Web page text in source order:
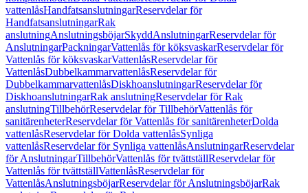
vattenlåsHandfatsanslutningarReservdelar för
HandfatsanslutningarRak
anslutningAnslutningsböjarSkyddAnslutningarReservdelar för
AnslutningarPackningarVattenlås för köksvaskarReservdelar för
Vattenlås för köksvaskarVattenlåsReservdelar för
VattenlåsDubbelkammarvattenlåsReservdelar för
DubbelkammarvattenlåsDiskhoanslutningarReservdelar för
DiskhoanslutningarRak anslutningReservdelar för Rak
anslutningTillbehörReservdelar för TillbehörVattenlås för
sanitärenheterReservdelar för Vattenlås för sanitärenheterDolda
vattenlåsReservdelar för Dolda vattenlåsSynliga
vattenlåsReservdelar för Synliga vattenlåsAnslutningarReservdelar
för AnslutningarTillbehörVattenlås för tvättställReservdelar för
Vattenlås för tvättställVattenlåsReservdelar för
VattenlåsAnslutningsböjarReservdelar för AnslutningsböjarRak